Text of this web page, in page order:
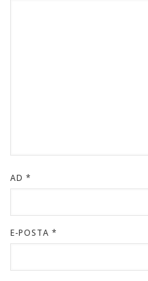
AD *
E-POSTA *